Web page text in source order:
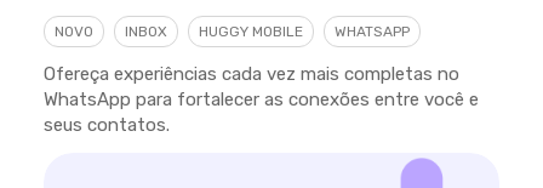
NOVO INBOX HUGGY MOBILE WHATSAPP
Ofereça experiências cada vez mais completas no
WhatsApp para fortalecer as conexões entre você e
seus contatos.